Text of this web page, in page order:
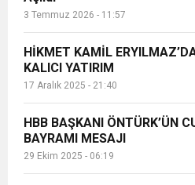
GÖNÜLLERE DOKUNAN
3 Temmuz 2026 - 11:57
HİKMET KAMİL
KALICI YATIRIM
17 Aralık 2025 - 21:40
HBB BAŞKANI ÖNTÜRK’ÜN
BAYRAMI MESAJI
29 Ekim 2025 - 06:19